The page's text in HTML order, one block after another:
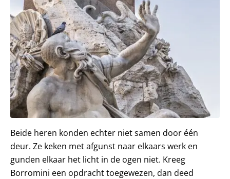
Beide heren konden echter niet samen door één
deur. Ze keken met afgunst naar elkaars werk en
gunden elkaar het licht in de ogen niet. Kreeg
Borromini een opdracht toegewezen, dan deed